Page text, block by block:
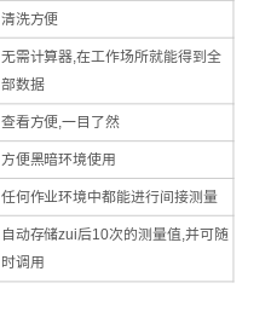
清洗方便
无需计算器,在工作场所就能得到全
部数据
查看方便,一目了然
方便黑暗环境使用
任何作业环境中都能进行间接测量
自动存储zui后10次的测量值,并可随
时调用